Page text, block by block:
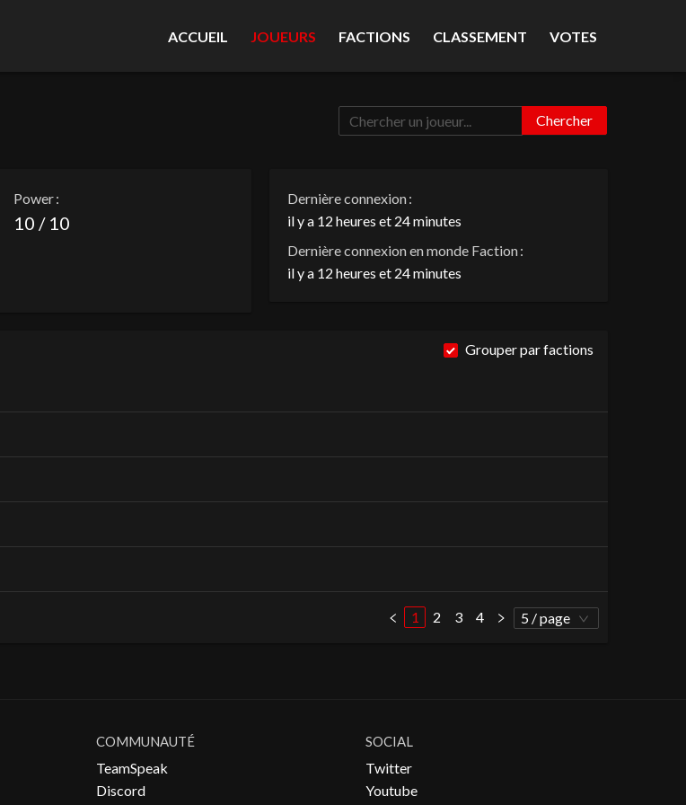
ACCUEIL JOUEURS FACTIONS CLASSEMENT VOTES
Chercher
Power :
10 / 10
Dernière connexion :
il y a 12 heures et 24 minutes
Dernière connexion en monde Faction :
il y a 12 heures et 24 minutes
Grouper par factions
1 2 3 4 5 / page
COMMUNAUTÉ
TeamSpeak
Discord
SOCIAL
Twitter
Youtube